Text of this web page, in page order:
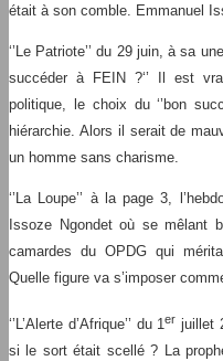
était à son comble. Emmanuel
‘’Le Patriote’’ du 29 juin, à sa
succéder à FEIN ?‘’ Il est
politique, le choix du ‘’bon
hiérarchie. Alors il serait de
un homme sans charisme.
‘’La Loupe’’ à la page 3,
Issoze Ngondet où se mêlant
camardes du OPDG qui
Quelle figure va s’imposer
‘’L’Alerte d’Afrique’’ du 1er juillet
si le sort était scellé ? La